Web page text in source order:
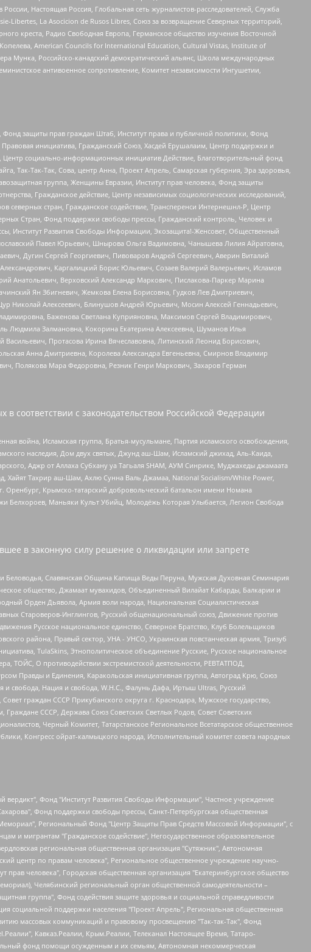
Настоящая Россия, Глобальная сеть журналистов-расследователей, Служба
La Asocicion de Rusos Libres, Союз за возвращение Северных территорий,
креста, Радио Свободная Европа, Германское общество изучения Восточной
American Councils for International Education, Cultural Vistas, Institute of
Мунка, Российско-канадский демократический альянс, Школа международных
антивоенное сопротивление, Комитет независимости Ингушетии,
защиты прав граждан Штаб, Институт права и публичной политики, Фонд
инициатива, Гражданский Союз, Хасдей Ерушалаим, Центр поддержки и
социально-информационных инициатив Действие, Благотворительный фонд
Так-Так-Так, Сова, центр Анна, Проект Апрель, Самарская губерния, Эра здоровья,
группа, Женщины Евразии, Институт прав человека, Фонд защиты
Гражданское действие, Центр независимых социологических исследований,
стран, Гражданское содействие, Трансперенси Интернешнл-Р, Центр
Стран, Фонд поддержки свободы прессы, Гражданский контроль, Человек и
Институт Развития Свободы Информации, Экозащита!-Женсовет, Общественный
Павел Юрьевич, Шнырова Ольга Вадимовна, Чанышева Лилия Айратовна,
Дугин Сергей Георгиевич, Пивоваров Андрей Сергеевич, Аверин Виталий
Каргалицкий Борис Юльевич, Созаев Валерий Валерьевич, Исламов
Анатольевич, Верховский Александр Маркович, Пислакова-Паркер Марина
Ян Збигневич, Жемкова Елена Борисовна, Гудков Лев Дмитриевич,
Николай Алексеевич, Блинушов Андрей Юрьевич, Мосин Алексей Геннадьевич,
Баженова Светлана Куприяновна, Максимов Сергей Владимирович,
Людмила Залмановна, Кокорина Екатерина Алексеевна, Шуманов Илья
Протасова Ирина Вячеславовна, Литинский Леонид Борисович,
Анна Дмитриевна, Королева Александра Евгеньевна, Смирнов Владимир
Полякова Мара Федоровна, Резник Генри Маркович, Захаров Герман
с законодательством Российской Федерации
война, Исламская группа, Братья-мусульмане, Партия исламского освобождения,
наследия, Дом двух святых, Джунд аш-Шам, Исламский джихад, Аль-Каида,
Аджр от Аллаха Субхану уа Тагьаля SHAM, АУМ Синрике, Муджахеды джамаата
Хайят Тахрир аш-Шам, Ахлю Сунна Валь Джамаа, National Socialism/White Power,
Оренбург, Крымско-татарский добровольческий батальон имени Номана
Белхороев, Маньяки Культ Убийц, Молодёжь Которая Улыбается, Легион Свобода
в законную силу решение о ликвидации или запрете
Беловодья, Славянская Община Капища Веды Перуна, Мужская Духовная Семинария
общество, Джамаат мувахидов, Объединенный Вилайат Кабарды, Балкарии и
Орден Дьявола, Армия воли народа, Национальная Социалистическая
Староверов-Инглингов, Русский общенациональный союз, Движение против
Русское национальное единство, Северное Братство, Клуб Болельщиков
района, Правый сектор, УНА - УНСО, Украинская повстанческая армия, Тризуб
TulaSkins, Этнополитическое объединение Русские, Русское национальное
ТОЙС, О противодействии экстремистской деятельности, РЕВТАТПОД,
Правды и Единения, Каракольская инициативная группа, Автоград Крю, Союз
и свобода, Нация и свобода, W.H.С., Фалунь Дафа, Иртыш Ultras, Русский
граждан СССР Прикубанского округа г. Краснодара, Мужское государство,
СССР, Держава Союз Советских Светлых Родов, Совет Советских
Черный Комитет, Татарстанское Региональное Всетатарское общественное
Конгресс ойрат-калмыцкого народа, Исполнительный комитет совета народных
ответственностью "Нобелевский призыв", Гималова Регина Эмилевна, Григорьев Андрей Валерьевич, Григорьева Алина Александровна, Ассоциация по содействию защите прав призывников, альтернативнослужащих и военнослужащих "Правозащитная группа "Гражданин.Армия.Право", Хисамова Регина Фаритовна, Автономная некоммерческая организация по реализации социально-правовых программ "Лилит", Дальневосточное общественное движение "Маяк", Санкт-Петербургская ЛГБТ-инициативная группа "Выход", Инициативная группа ЛГБТ+ "Реверс", Алексеев Андрей Викторович, Бекбулатова Таисия Львовна, Беляев Иван Михайлович, Владыкина Елена Сергеевна, Гельман Марат Александрович, Никульшина Вероника Юрьевна, Толоконникова Надежда Андреевна, Шендерович Виктор Анатольевич, Общество с ограниченной ответственностью "Данное сообщение", Общество с ограниченной ответственностью Издательский дом "Новая глава", Айнбиндер Александра Александровна, Московский комьюнити-центр для ЛГБТ+инициатив, Благотворительный фонд развития филантропии, Deutsche Welle (Германия, Kurt-Schumacher-Strasse 3, 53113 Bonn), Борзунова Мария Михайловна, Воробьев Виктор Викторович, Голубева Анна Львовна, Константинова Алла Михайловна, Малкова Ирина Владимировна, Мурадов Мурад Абдулгалимович, Осетинская Елизавета Николаевна, Понасенков Евгений Николаевич, Ганапольский Матвей Юрьевич, Киселев Евгений Алексеевич, Борухович Ирина Григорьевна, Дремин Иван Тимофеевич, Дубровский Дмитрий Викторович, Красноярская региональная общественная организация поддержки и развития альтернативных образовательных технологий и межкультурных коммуникаций "ИНТЕРРА", Маяковская Екатерина Алексеевна, Фейгин Марк Захарович, Филимонов Андрей Викторович, Дзугкоева Регина Николаевна, Доброхотов Роман Александрович, Дудь Юрий Александрович, Елкин Сергей Владимирович, Кругликов Кирилл Игоревич, Сабунаева Мария Леонидовна, Семенов Алексей Владимирович, Шаинян Карен Багратович, Шульман Екатерина Михайловна, Асафьев Артур Валерьевич, Вахштайн Виктор Семенович, Венедиктов Алексей Алексеевич, Лушникова Екатерина Евгеньевна, Волков Леонид Михайлович, Невзоров Александр Глебович, Пархоменко Сергей Борисович, Сироткин Ярослав Николаевич, Кара-Мурза Владимир Владимирович, Баранова Наталья Владимировна, Гозман Леонид Яковлевич, Кагарлицкий Борис Юльевич, Климарев Михаил Валерьевич, Милов Владимир Станиславович, Автономная некоммерческая организация Краснодарский центр современного искусства "Типография", Моргенштерн Алишер Тагирович, Соболь Любовь Эдуардовна, Общество с ограниченной ответственностью "ЛИЗА НОРМ", Каспаров Гарри Кимович, Ходорковский Михаил Борисович, Общество с ограниченной ответственностью "Апрельские тезисы", Данилович Ирина Брониславовна, Кашин Олег Владимирович, Петров Николай Владимирович, Пивоваров Алексей Владимирович, Соколов Михаил Владимирович, Цветкова Юлия Владимировна, Чичваркин Евгений Александрович, Комитет против пыток/Команда против пыток, Общество с ограниченной ответственностью "Первый научный", Общество с ограниченной ответственностью "Вертолет и ко", Белоцерковская Вероника Борисовна, Кац Максим Евгеньевич, Лазарева Татьяна Юрьевна, Шаведдинов Руслан Табризович, Яшин Илья Валерьевич, Общество с ограниченной ответственностью "Иноагент ААВ", Алешковский Дмитрий Петрович, Альбац Евгения Марковна, Быков Дмитрий Львович, Галямина Юлия Евгеньевна, Лойко Сергей Леонидович, Мартынов Кирилл Константинович, Медведев Сергей Александрович, Крашенинников Федор Геннадиевич, Гордеева Катерина Вл